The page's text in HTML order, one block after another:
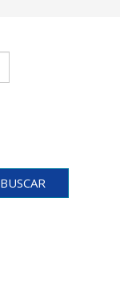
BUSCAR